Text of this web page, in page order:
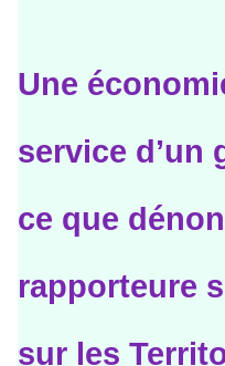
Une
service d’un
ce que
rapporteure
sur les